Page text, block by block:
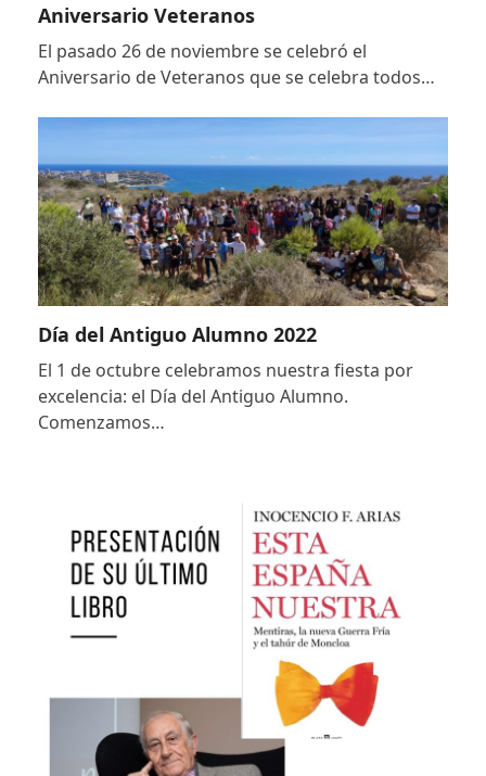
Aniversario Veteranos
El pasado 26 de noviembre se celebró el
Aniversario de Veteranos que se celebra todos…
Día del Antiguo Alumno 2022
El 1 de octubre celebramos nuestra fiesta por
excelencia: el Día del Antiguo Alumno.
Comenzamos…